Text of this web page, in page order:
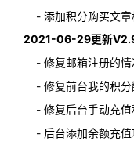
- 添加积分购买文章
2021-06-29更新
- 修复邮箱注册的情
- 修复前台我的积分
- 修复后台手动充值
- 后台添加余额充